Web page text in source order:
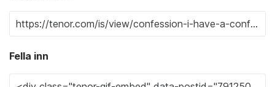
Fella inn